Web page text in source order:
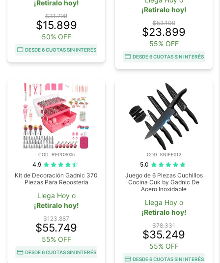
¡Retiralo hoy!
$31.798
$15.899
50% OFF
DESDE 6 CUOTAS SIN INTERÉS
¡Retiralo hoy!
$53.109
$23.899
55% OFF
DESDE 6 CUOTAS SIN INTERÉS
COD. REPOS006
4.9
Kit de Decoración Gadnic 370
Piezas Para Reposteria
Llega Hoy o
¡Retiralo hoy!
$123.887
$55.749
55% OFF
DESDE 6 CUOTAS SIN INTERÉS
COD. KNIFE012
5.0
Juego de 6 Piezas Cuchillos
Cocina Cuk by Gadnic De
Acero Inoxidable
Llega Hoy o
¡Retiralo hoy!
$78.331
$35.249
55% OFF
DESDE 6 CUOTAS SIN INTERÉS